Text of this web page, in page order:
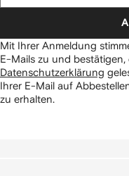
Mit Ihrer Anmeldung
E-Mails zu und bestätigen,
Datenschutzerklärung
Ihrer E-Mail auf
zu erhalten.